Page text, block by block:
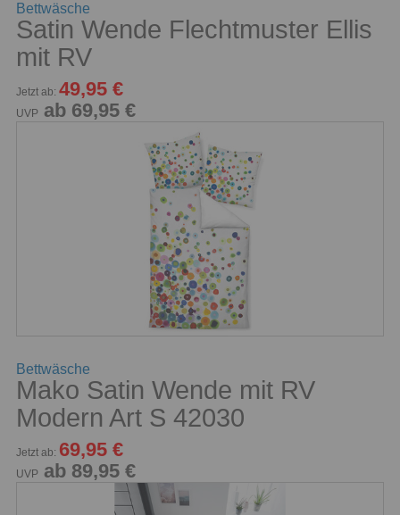
Bettwäsche
Satin Wende Flechtmuster Ellis
mit RV
Jetzt ab: 49,95 €
UVP ab 69,95 €
Bettwäsche
Mako Satin Wende mit RV
Modern Art S 42030
Jetzt ab: 69,95 €
UVP ab 89,95 €